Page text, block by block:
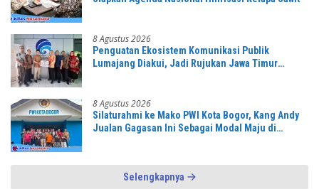
8 Agustus 2026
Penguatan Ekosistem Komunikasi Publik
Lumajang Diakui, Jadi Rujukan Jawa Timur
8 Agustus 2026
Silaturahmi ke Mako PWI Kota Bogor, Kang Andy
Jualan Gagasan Ini Sebagai Modal Maju di
Selengkapnya